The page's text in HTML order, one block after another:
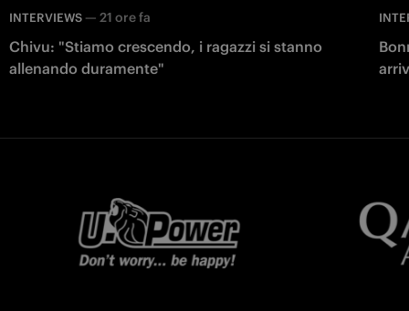
INTERVIEWS — 21 ore fa
Chivu: "Stiamo crescendo, i ragazzi si stanno
allenando duramente"